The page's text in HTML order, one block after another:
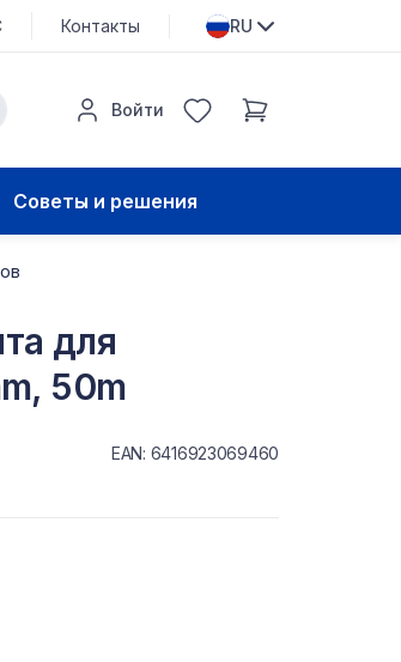
Контакты RU
Войти
Советы и решения
для
50m
EAN: 6416923069460